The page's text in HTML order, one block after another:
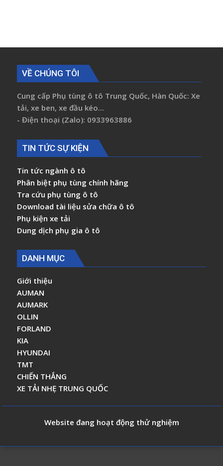
VỀ CHÚNG TÔI
Cung cấp Phụ tùng ô tô Trung Quốc, Hàn Quốc: Xe
tải, xe ben, xe đầu kéo...
- Điện thoại (Zalo): 0933963886
TIN TỨC SỰ KIỆN
Tin tức ngành ô tô
Phân biệt phụ tùng chính hãng
Tra cứu phụ tùng ô tô
Download tài liệu sửa chữa ô tô
Phụ kiện xe tải
Dung dịch phụ gia ô tô
DANH MỤC
Giới thiệu
AUMAN
AUMARK
OLLIN
FORLAND
KIA
HYUNDAI
TMT
CHIẾN THẮNG
XE TẢI NHẸ TRUNG QUỐC
Website đang hoạt động thử nghiệm